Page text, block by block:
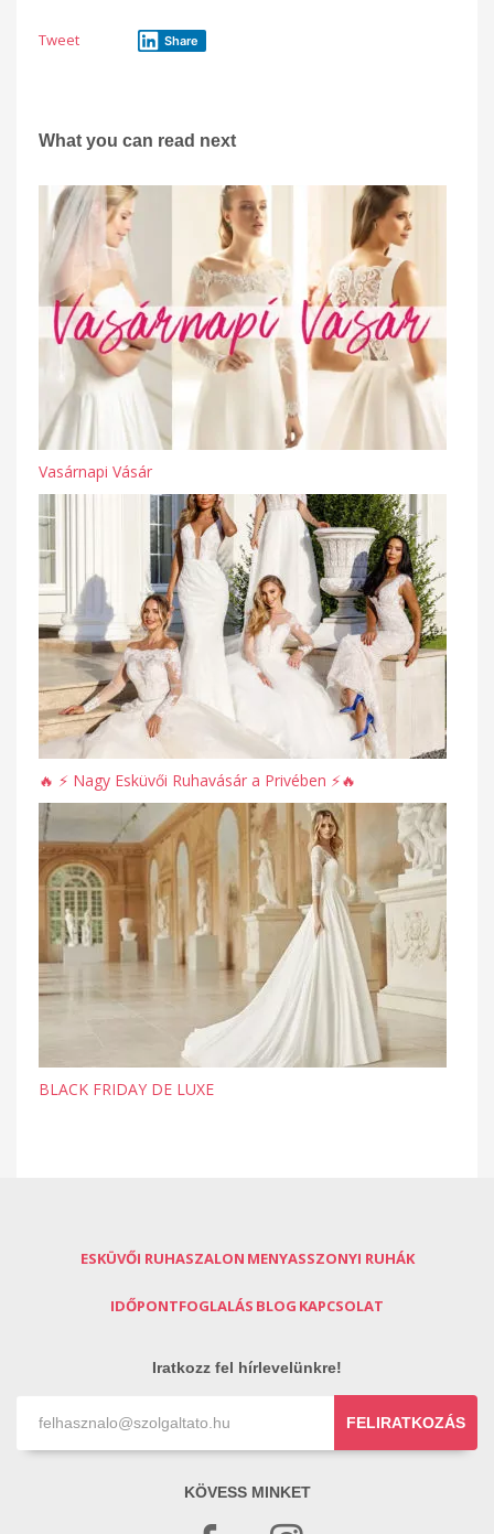
Tweet Share
What you can read next
Vasárnapi Vásár
🔥 ⚡️ Nagy Esküvői Ruhavásár a Privében ⚡️🔥
BLACK FRIDAY DE LUXE
ESKÜVŐI RUHASZALON MENYASSZONYI RUHÁK
IDŐPONTFOGLALÁS BLOG KAPCSOLAT
Iratkozz fel hírlevelünkre!
FELIRATKOZÁS
KÖVESS MINKET